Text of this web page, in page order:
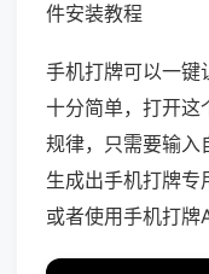
件安装教程
手机打牌可以一键
十分简单，打开这
规律，只需要输入
生成出手机打牌专
或者使用手机打牌